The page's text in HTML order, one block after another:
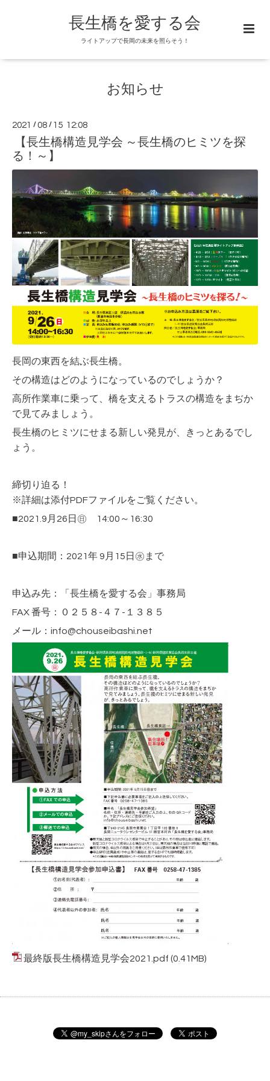
長生橋を愛する会
ライトアップで長岡の未来を照らそう！
お知らせ
2021 /08 / 15 12:08
【長生橋構造見学会 ～長生橋のヒミツを探
る！～】
長岡の東西を結ぶ長生橋。
その構造はどのようになっているのでしょうか？
高所作業車に乗って、橋を支えるトラスの構造をまぢか
で見てみましょう。
長生橋のヒミツにせまる新しい発見が、きっとあるでし
ょう。
締切り迫る！
※詳細は添付PDFファイルをご覧ください。
■2021.9月26日㊐ 14:00～16:30
■申込期間：2021年 9月15日㊌まで
申込み先：「長生橋を愛する会」事務局
FAX 番号：０２５８-４７-１３８５
メール：info@chouseibashi.net
最終版長生橋構造見学会2021.pdf (0.41MB)